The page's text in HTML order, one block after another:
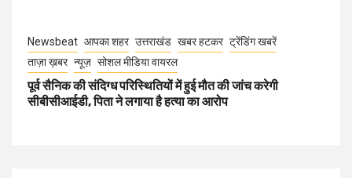
Newsbeat आपका शहर उत्तराखंड खबर हटकर ट्रेंडिंग खबरें
ताज़ा ख़बर न्यूज़ सोशल मीडिया वायरल
पूर्व सैनिक की संदिग्ध परिस्थितियों में हुई मौत की जांच करेगी
सीबीसीआईडी, पिता ने लगाया है हत्या का आरोप